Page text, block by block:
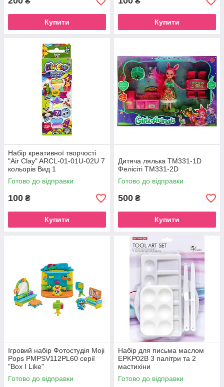
Купити Купити
Набір креативної творчості
"Air Clay" ARCL-01-01U-02U 7
кольорів Вид 1
Готово до відправки
100 ₴
Купити
Дитяча лялька TM331-1D
Фелісіті ТМ331-2D
Готово до відправки
500 ₴
Купити
Ігровий набір Фотостудія Moji
Pops PMPSV112PL60 серії
"Box I Like"
Готово до відправки
Набір для письма маслом
EPKP02B 3 палітри та 2
мастихіни
Готово до відправки